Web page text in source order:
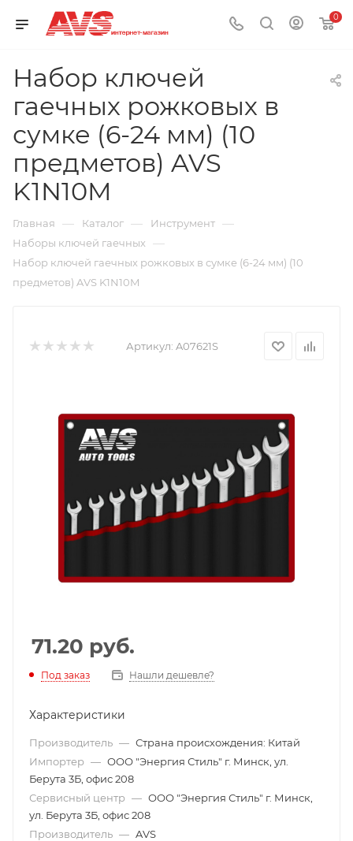
0
Набор ключей
гаечных рожковых в
сумке (6-24 мм) (10
предметов) AVS
K1N10M
Главная — Каталог — Инструмент —
Наборы ключей гаечных —
Набор ключей гаечных рожковых в сумке (6-24 мм) (10
предметов) AVS K1N10M
Артикул: A07621S
71.20 руб.
Под заказ Нашли дешевле?
Характеристики
Производитель — Страна происхождения: Китай
Импортер — ООО "Энергия Стиль" г. Минск, ул.
Берута 3Б, офис 208
Сервисный центр — ООО "Энергия Стиль" г. Минск,
ул. Берута 3Б, офис 208
Производитель — AVS